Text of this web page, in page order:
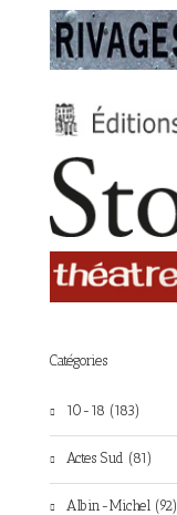
Catégories
10-18 (183)
Actes Sud (81)
Albin-Michel (92)